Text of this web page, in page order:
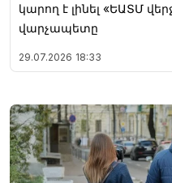
կարող է լինել «ԵԱՏՄ
վարչապետը
29.07.2026 18:33